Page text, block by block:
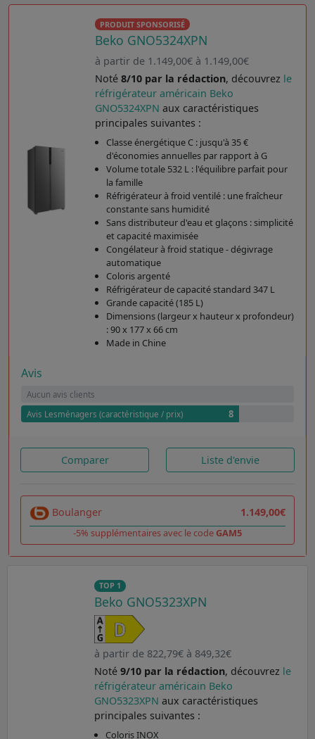
PRODUIT SPONSORISÉ
Beko GNO5324XPN
à partir de 1.149,00€ à 1.149,00€
Noté 8/10 par la rédaction, découvrez le
réfrigérateur américain Beko
GNO5324XPN aux caractéristiques
principales suivantes :
Classe énergétique C : jusqu'à 35 €
d'économies annuelles par rapport à G
Volume totale 532 L : l'équilibre parfait pour
la famille
Réfrigérateur à froid ventilé : une fraîcheur
constante sans humidité
Sans distributeur d'eau et glaçons : simplicité
et capacité maximisée
Congélateur à froid statique - dégivrage
automatique
Coloris argenté
Réfrigérateur de capacité standard 347 L
Grande capacité (185 L)
Dimensions (largeur x hauteur x profondeur)
: 90 x 177 x 66 cm
Made in Chine
Avis
Aucun avis clients
Avis Lesménagers (caractéristique / prix)
8
Comparer Liste d'envie
Boulanger 1.149,00€
-5% supplémentaires avec le code GAM5
TOP 1
Beko GNO5323XPN
à partir de 822,79€ à 849,32€
Noté 9/10 par la rédaction, découvrez le
réfrigérateur américain Beko
GNO5323XPN aux caractéristiques
principales suivantes :
Coloris INOX